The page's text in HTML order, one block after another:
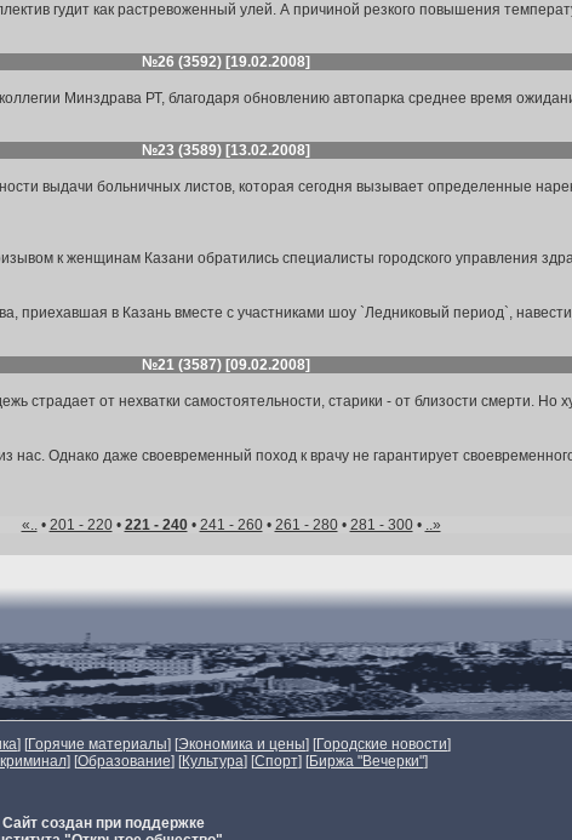
гудит как растревоженный улей. А причиной резкого повышения
№26 (3592) [19.02.2008]
Минздрава РТ, благодаря обновлению автопарка среднее время
№23 (3589) [13.02.2008]
выдачи больничных листов, которая сегодня вызывает определенные
к женщинам Казани обратились специалисты городского управления
приехавшая в Казань вместе с участниками шоу `Ледниковый период`,
№21 (3587) [09.02.2008]
страдает от нехватки самостоятельности, старики - от близости смерти. Но
Однако даже своевременный поход к врачу не гарантирует
«..• 201 - 220• 221 - 240• 241 - 260• 261 - 280• 281 - 300• ..»
] [Горячие материалы] [Экономика и цены] [Городские новости]
] [Образование] [Культура] [Спорт] [Биржа "Вечерки"]
Сайт создан при поддержке